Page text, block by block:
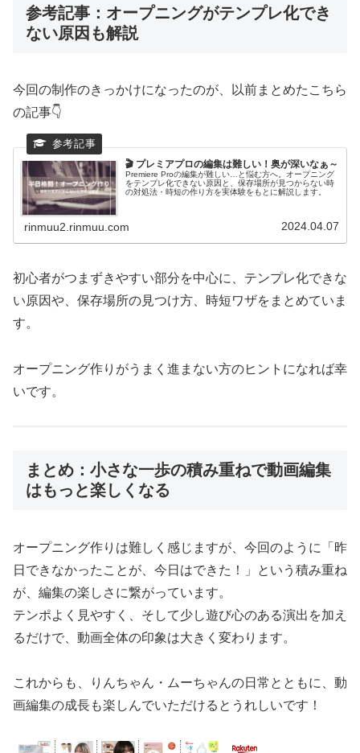
参考記事：オープニングがテンプレ化でき
ない原因も解説
今回の制作のきっかけになったのが、以前まとめたこちら
の記事👇
🎬 プレミアプロの編集は難しい！奥が深いなぁ～
Premiere Proの編集が難しい…と悩む方へ。オープニング
をテンプレ化できない原因と、保存場所が見つからない時
の対処法・時短の作り方を実体験をもとに解説します。
rinmuu2.rinmuu.com 2024.04.07
初心者がつまずきやすい部分を中心に、テンプレ化できな
い原因や、保存場所の見つけ方、時短ワザをまとめていま
す。
オープニング作りがうまく進まない方のヒントになれば幸
いです。
まとめ：小さな一歩の積み重ねで動画編集
はもっと楽しくなる
オープニング作りは難しく感じますが、今回のように「昨
日できなかったことが、今日はできた！」という積み重ね
が、編集の楽しさに繋がっています。
テンポよく見やすく、そして少し遊び心のある演出を加え
るだけで、動画全体の印象は大きく変わります。
これからも、りんちゃん・ムーちゃんの日常とともに、動
画編集の成長も楽しんでいただけるとうれしいです！